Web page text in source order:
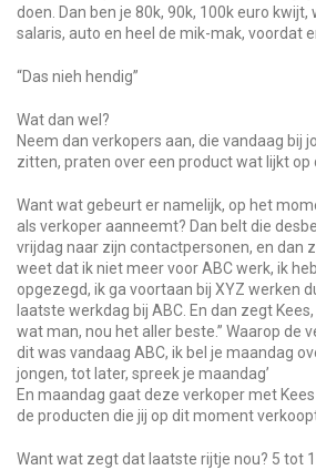
doen. Dan ben je 80k, 90k, 100k euro
salaris, auto en heel de mik-mak, voordat
“Das nieh hendig”
Wat dan wel?
Neem dan verkopers aan, die vandaag bij
zitten, praten over een product wat lijkt op
Want wat gebeurt er namelijk, op het
als verkoper aanneemt? Dan belt die
vrijdag naar zijn contactpersonen, en dan
weet dat ik niet meer voor ABC werk, ik
opgezegd, ik ga voortaan bij XYZ werken
laatste werkdag bij ABC. En dan zegt
wat man, nou het aller beste.” Waarop de
dit was vandaag ABC, ik bel je maandag
jongen, tot later, spreek je maandag’
En maandag gaat deze verkoper met
de producten die jij op dit moment
Want wat zegt dat laatste rijtje nou? 5 tot